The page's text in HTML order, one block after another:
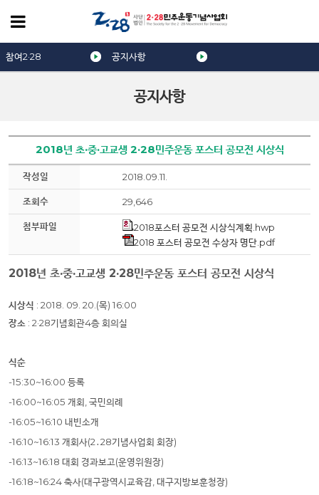
공지사항
참여2·28 공지사항
2018년 초·중·고교생 2·28민주운동 포스터 공모전 시상식
작성일 2018.09.11.
조회수 29,646
첨부파일
2018포스터 공모전 시상식계획.hwp
2018 포스터 공모전 수상자 명단.pdf
2018년 초·중·고교생 2·28민주운동 포스터 공모전 시상식
시상식 : 2018. 09. 20.(목) 16:00
장소 : 2·28기념회관4층 회의실
식순
-15:30~16:00 등록
-16:00~16:05 개회 국민의례
-16:05~16:10 내빈소개
-16:10~16:13 개회사(2․28기념사업회 회장)
-16:13~16:18 대회 경과보고(운영위원장)
-16:18~16:24축사(대구광역시교육감 대구지방보훈청장)